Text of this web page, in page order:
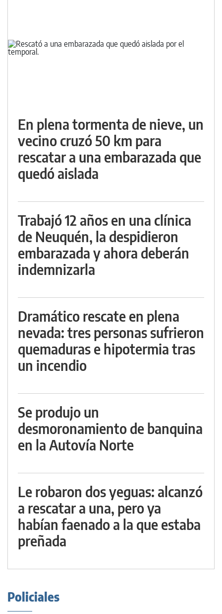
En plena tormenta de nieve, un
vecino cruzó 50 km para
rescatar a una embarazada que
quedó aislada
Trabajó 12 años en una clínica
de Neuquén, la despidieron
embarazada y ahora deberán
indemnizarla
Dramático rescate en plena
nevada: tres personas sufrieron
quemaduras e hipotermia tras
un incendio
Se produjo un
desmoronamiento de banquina
en la Autovía Norte
Le robaron dos yeguas: alcanzó
a rescatar a una, pero ya
habían faenado a la que estaba
preñada
Policiales